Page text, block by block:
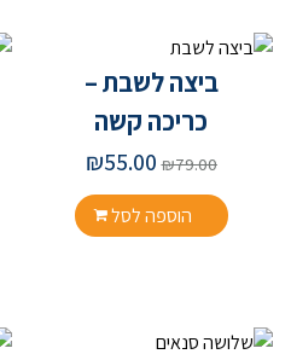
ביצה לשבת –
כריכה קשה
₪79.00
₪55.00
הוספה לסל